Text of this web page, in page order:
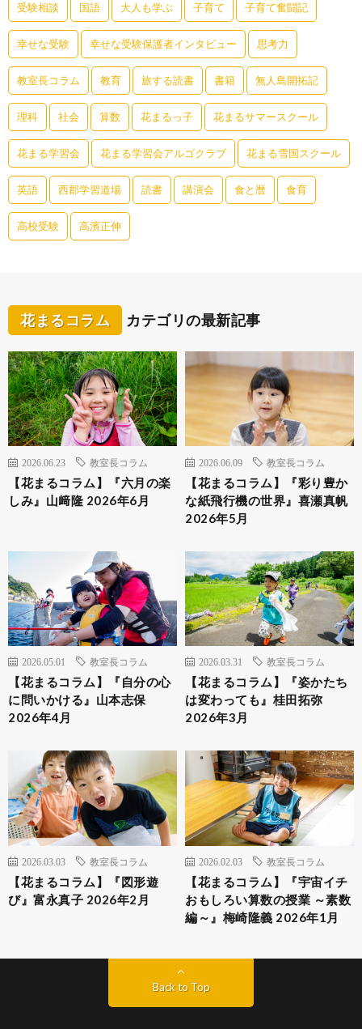
受験相談 国語 大人も学ぶ 子育て 子育て奮闘記
幸せな受験 幸せな受験保護者インタビュー 思考力
教室長コラム 教育 旅する読書 書籍 無人島開拓記
理科 社会 算数 花まるっ子 花まるサマースクール
花まる学習会 花まる学習会アルゴクラブ 花まる雪国スクール
英語 西郡学習道場 読書 講演会 食と暦 食育
高校受験 高濱正伸
花まるコラム カテゴリの最新記事
2026.06.23 教室長コラム
【花まるコラム】『六月の楽
しみ』山﨑隆 2026年6月
2026.06.09 教室長コラム
【花まるコラム】『彩り豊か
な紙飛行機の世界』喜瀬真帆
2026年5月
2026.05.01 教室長コラム
【花まるコラム】『自分の心
に問いかける』山本志保
2026年4月
2026.03.31 教室長コラム
【花まるコラム】『姿かたち
は変わっても』桂田拓弥
2026年3月
2026.03.03 教室長コラム
【花まるコラム】『図形遊
び』富永真子 2026年2月
2026.02.03 教室長コラム
【花まるコラム】『宇宙イチ
おもしろい算数の授業 ～素数
編～』梅崎隆義 2026年1月
Back to Top